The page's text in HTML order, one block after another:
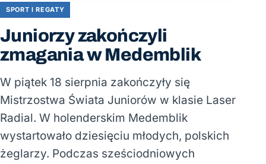
SPORT I REGATY
Juniorzy zakończyli
zmagania w Medemblik
W piątek 18 sierpnia zakończyły się
Mistrzostwa Świata Juniorów w klasie Laser
Radial. W holenderskim Medemblik
wystartowało dziesięciu młodych, polskich
żeglarzy. Podczas sześciodniowych